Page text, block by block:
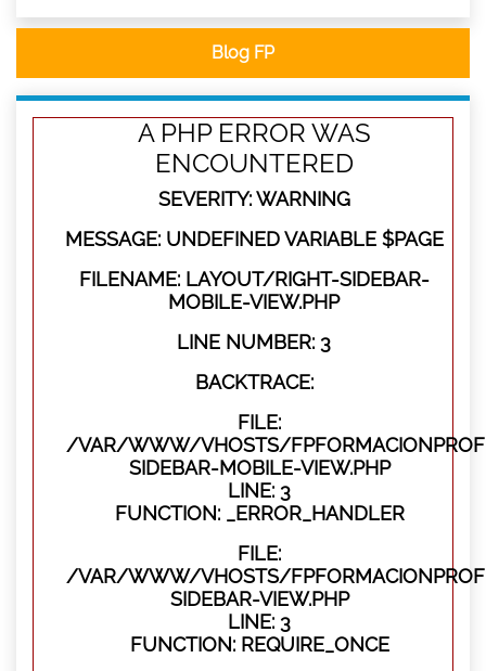
Blog FP
A PHP ERROR WAS
ENCOUNTERED
SEVERITY: WARNING
MESSAGE: UNDEFINED VARIABLE $PAGE
FILENAME: LAYOUT/RIGHT-SIDEBAR-
MOBILE-VIEW.PHP
LINE NUMBER: 3
BACKTRACE:
FILE:
/VAR/WWW/VHOSTS/
SIDEBAR-MOBILE-VIEW.PHP
LINE: 3
FUNCTION: _ERROR_HANDLER
FILE:
/VAR/WWW/VHOSTS/
SIDEBAR-VIEW.PHP
LINE: 3
FUNCTION: REQUIRE_ONCE